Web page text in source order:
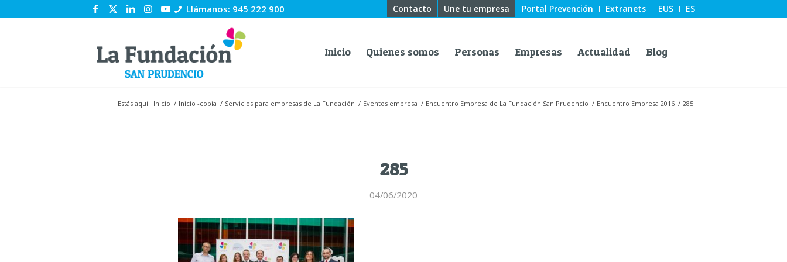
Contacto Une tu empresa Portal Prevención Extranets EUS ES
Llámanos: 945 222 900
Inicio Quienes somos Personas Empresas Actualidad Blog
Estás aquí: Inicio / Inicio -copia / Servicios para empresas de La Fundación / Eventos empresa / Encuentro Empresa de La Fundación San Prudencio / Encuentro Empresa 2016 / 285
285
04/06/2020